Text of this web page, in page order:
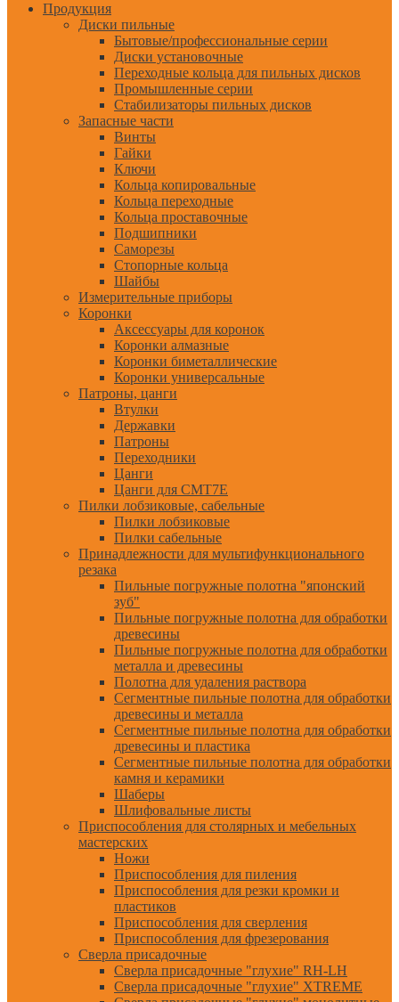
Продукция
Диски пильные
Бытовые/профессиональные серии
Диски установочные
Переходные кольца для пильных дисков
Промышленные серии
Стабилизаторы пильных дисков
Запасные части
Винты
Гайки
Ключи
Кольца копировальные
Кольца переходные
Кольца проставочные
Подшипники
Саморезы
Стопорные кольца
Шайбы
Измерительные приборы
Коронки
Аксессуары для коронок
Коронки алмазные
Коронки биметаллические
Коронки универсальные
Патроны, цанги
Втулки
Державки
Патроны
Переходники
Цанги
Цанги для CMT7E
Пилки лобзиковые, сабельные
Пилки лобзиковые
Пилки сабельные
Принадлежности для мультифункционального
резака
Пильные погружные полотна "японский
зуб"
Пильные погружные полотна для обработки
древесины
Пильные погружные полотна для обработки
металла и древесины
Полотна для удаления раствора
Сегментные пильные полотна для обработки
древесины и металла
Сегментные пильные полотна для обработки
древесины и пластика
Сегментные пильные полотна для обработки
камня и керамики
Шаберы
Шлифовальные листы
Приспособления для столярных и мебельных
мастерских
Ножи
Приспособления для пиления
Приспособления для резки кромки и
пластиков
Приспособления для сверления
Приспособления для фрезерования
Сверла присадочные
Сверла присадочные "глухие" RH-LH
Сверла присадочные "глухие" XTREME